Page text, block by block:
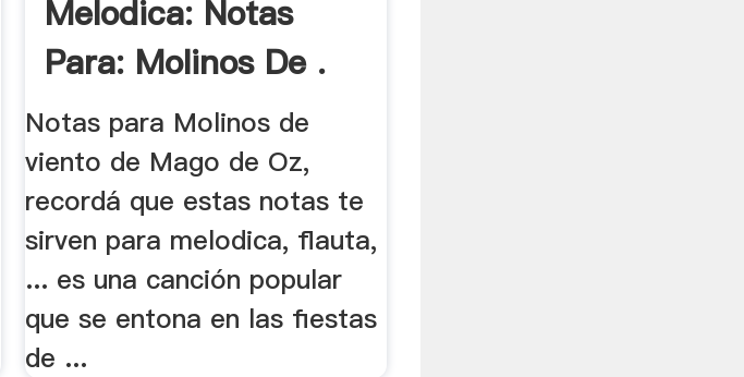
Melodica: Notas
Para: Molinos De .
Notas para Molinos de
viento de Mago de Oz,
recordá que estas notas te
sirven para melodica, flauta,
... es una canción popular
que se entona en las fiestas
de ...